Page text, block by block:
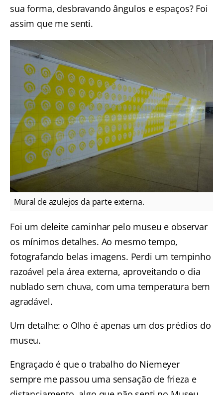
sua forma, desbravando ângulos e espaços? Foi
assim que me senti.
Mural de azulejos da parte externa.
Foi um deleite caminhar pelo museu e observar
os mínimos detalhes. Ao mesmo tempo,
fotografando belas imagens. Perdi um tempinho
razoável pela área externa, aproveitando o dia
nublado sem chuva, com uma temperatura bem
agradável.
Um detalhe: o Olho é apenas um dos prédios do
museu.
Engraçado é que o trabalho do Niemeyer
sempre me passou uma sensação de frieza e